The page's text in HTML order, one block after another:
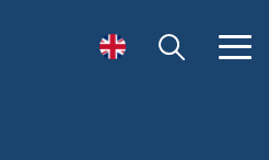
Öppna sök